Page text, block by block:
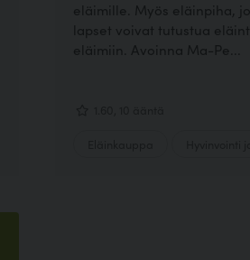
eläimille. Myös eläinpiha,
lapset voivat tutustua
eläimiin. Avoinna Ma-Pe...